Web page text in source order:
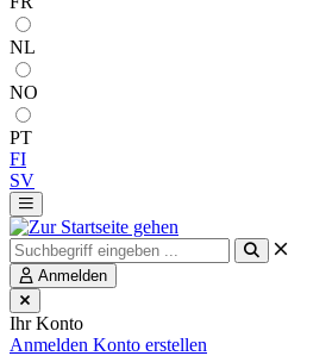
NL
NO
PT
FI
SV
Anmelden
Ihr Konto
Anmelden Konto erstellen